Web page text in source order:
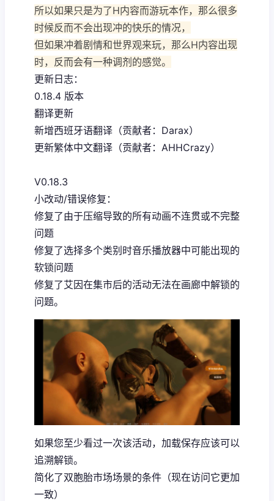
所以如果只是为了H内容而游玩本作，那么很多
时候反而不会出现冲的快乐的情况，
但如果冲着剧情和世界观来玩，那么H内容出现
时，反而会有一种调剂的感觉。
更新日志：
0.18.4 版本
翻译更新
新增西班牙语翻译（贡献者：Darax）
更新繁体中文翻译（贡献者：AHHCrazy）
V0.18.3
小改动/错误修复：
修复了由于压缩导致的所有动画不连贯或不完整
问题
修复了选择多个类别时音乐播放器中可能出现的
软锁问题
修复了艾因在集市后的活动无法在画廊中解锁的
问题。
如果您至少看过一次该活动，加载保存应该可以
追溯解锁。
简化了双胞胎市场场景的条件（现在访问它更加
一致）